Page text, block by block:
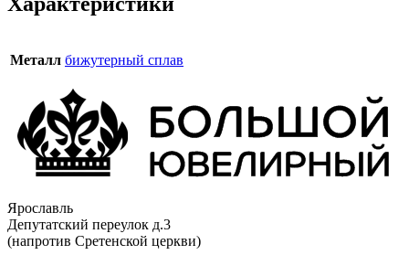
Металл бижутерный сплав
Ярославль
Депутатский переулок д.3
(напротив Сретенской церкви)